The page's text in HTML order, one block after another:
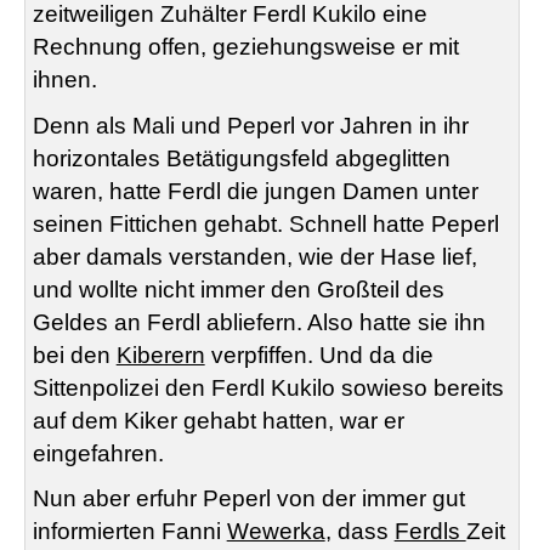
zeitweiligen Zuhälter Ferdl Kukilo eine
Rechnung offen, geziehungsweise er mit
ihnen.
Denn als Mali und Peperl vor Jahren in ihr
horizontales Betätigungsfeld abgeglitten
waren, hatte Ferdl die jungen Damen unter
seinen Fittichen gehabt. Schnell hatte Peperl
aber damals verstanden, wie der Hase lief,
und wollte nicht immer den Großteil des
Geldes an Ferdl abliefern. Also hatte sie ihn
bei den Kiberern verpfiffen. Und da die
Sittenpolizei den Ferdl Kukilo sowieso bereits
auf dem Kiker gehabt hatten, war er
eingefahren.
Nun aber erfuhr Peperl von der immer gut
informierten Fanni Wewerka, dass Ferdls Zeit